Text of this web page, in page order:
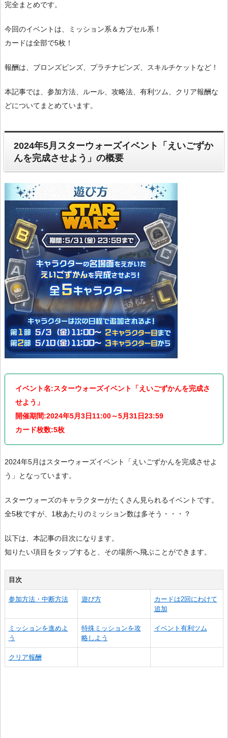
完全まとめです。
今回のイベントは、ミッション系＆カプセル系！
カードは全部で5枚！
報酬は、ブロンズピンズ、プラチナピンズ、スキルチケットなど！
本記事では、参加方法、ルール、攻略法、有利ツム、クリア報酬な
どについてまとめています。
2024年5月スターウォーズイベント「えいごずか
んを完成させよう」の概要
イベント名:スターウォーズイベント「えいごずかんを完成さ
せよう」
開催期間:2024年5月3日11:00～5月31日23:59
カード枚数:5枚
2024年5月はスターウォーズイベント「えいごずかんを完成させよ
う」となっています。
スターウォーズのキャラクターがたくさん見られるイベントです。
全5枚ですが、1枚あたりのミッション数は多そう・・・？
以下は、本記事の目次になります。
知りたい項目をタップすると、その場所へ飛ぶことができます。
目次
参加方法・中断方法 遊び方
カードは2回にわけて
追加
ミッションを進めよ
う
特殊ミッションを攻
略しよう
イベント有利ツム
クリア報酬